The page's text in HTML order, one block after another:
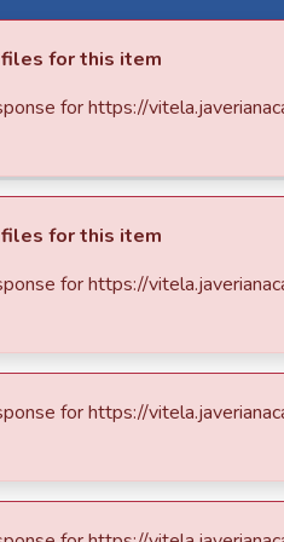
y Trabajos de Grado
del empleo en
de la OIT
for this item
for https://
for this item
for https://
for https://